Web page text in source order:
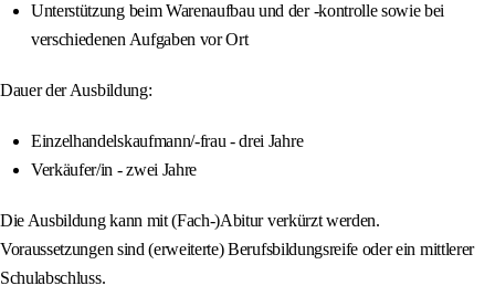
Unterstützung beim Warenaufbau und der -kontrolle sowie bei
verschiedenen Aufgaben vor Ort
Dauer der Ausbildung:
Einzelhandelskaufmann/-frau - drei Jahre
Verkäufer/in - zwei Jahre
Die Ausbildung kann mit (Fach-)Abitur verkürzt werden.
Voraussetzungen sind (erweiterte) Berufsbildungsreife oder ein mittlerer
Schulabschluss.